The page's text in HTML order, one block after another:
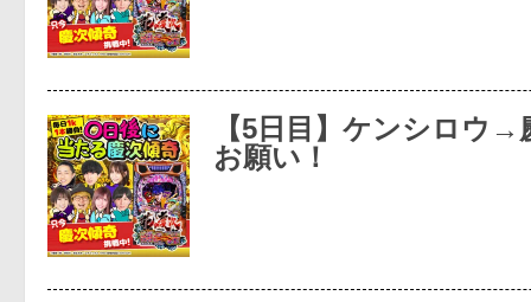
【5日目】ケンシロウ→
お願い！